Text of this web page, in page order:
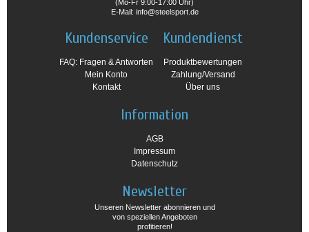
(Mo-Fr 9:00-17:00 Uhr)
E-Mail: info@steelsport.de
Kundenservice
FAQ: Fragen & Antworten
Mein Konto
Kontakt
Kundendienst
Produktbewertungen
Zahlung/Versand
Über uns
Information
AGB
Impressum
Datenschutz
Newsletter
Unseren Newsletter abonnieren und
von speziellen Angeboten
profitieren!